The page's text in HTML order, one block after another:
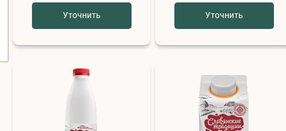
Уточнить Уточнить